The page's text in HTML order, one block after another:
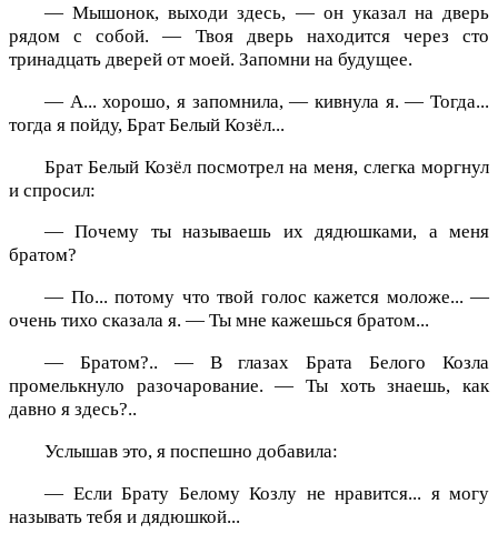
— Мышонок, выходи здесь, — он указал на дверь
рядом с собой. — Твоя дверь находится через сто
тринадцать дверей от моей. Запомни на будущее.
— А... хорошо, я запомнила, — кивнула я. — Тогда...
тогда я пойду, Брат Белый Козёл...
Брат Белый Козёл посмотрел на меня, слегка моргнул
и спросил:
— Почему ты называешь их дядюшками, а меня
братом?
— По... потому что твой голос кажется моложе... —
очень тихо сказала я. — Ты мне кажешься братом...
— Братом?.. — В глазах Брата Белого Козла
промелькнуло разочарование. — Ты хоть знаешь, как
давно я здесь?..
Услышав это, я поспешно добавила:
— Если Брату Белому Козлу не нравится... я могу
называть тебя и дядюшкой...